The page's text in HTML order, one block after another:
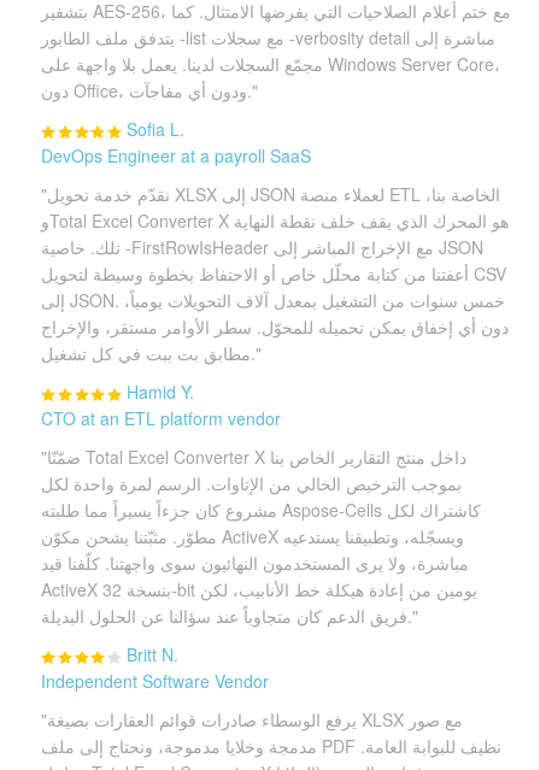
بتشفير AES-256، مع ختم أعلام الصلاحيات التي يفرضها الامتثال. كما
يتدفق ملف الطابور -list مع سجلات -verbosity detail مباشرة إلى
مجمّع السجلات لدينا. يعمل بلا واجهة على Windows Server Core،
دون Office، ودون أي مفاجآت."
Sofia L.
DevOps Engineer at a payroll SaaS
"نقدّم خدمة تحويل XLSX إلى JSON لعملاء منصة ETL الخاصة بنا،
وTotal Excel Converter X هو المحرك الذي يقف خلف نقطة النهاية
تلك. خاصية -FirstRowIsHeader مع الإخراج المباشر إلى JSON
أعفتنا من كتابة محلّل خاص أو الاحتفاظ بخطوة وسيطة لتحويل CSV
إلى JSON. خمس سنوات من التشغيل بمعدل آلاف التحويلات يومياً،
دون أي إخفاق يمكن تحميله للمحوّل. سطر الأوامر مستقر، والإخراج
مطابق بت ببت في كل تشغيل."
Hamid Y.
CTO at an ETL platform vendor
"ضمّنّا Total Excel Converter X داخل منتج التقارير الخاص بنا
بموجب الترخيص الخالي من الإتاوات. الرسم لمرة واحدة لكل
مشروع كان جزءاً يسيراً مما طلبته Aspose-Cells كاشتراك لكل
مطوّر. مثبّتنا يشحن مكوّن ActiveX ويسجّله، وتطبيقنا يستدعيه
مباشرة، ولا يرى المستخدمون النهائيون سوى واجهتنا. كلّفنا قيد
ActiveX بنسخة 32-bit يومين من إعادة هيكلة خط الأنابيب، لكن
فريق الدعم كان متجاوباً عند سؤالنا عن الحلول البديلة."
Britt N.
Independent Software Vendor
"يرفع الوسطاء صادرات قوائم العقارات بصيغة XLSX مع صور
مدمجة وخلايا مدموجة، ونحتاج إلى ملف PDF نظيف للبوابة العامة.